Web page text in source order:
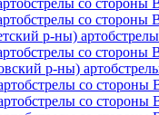
со стороны
р-ны)
со стороны
р-ны)
со
со